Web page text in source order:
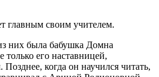
главным своим учителем.
них была бабушка Домна
его наставницей,
когда он научился читать,